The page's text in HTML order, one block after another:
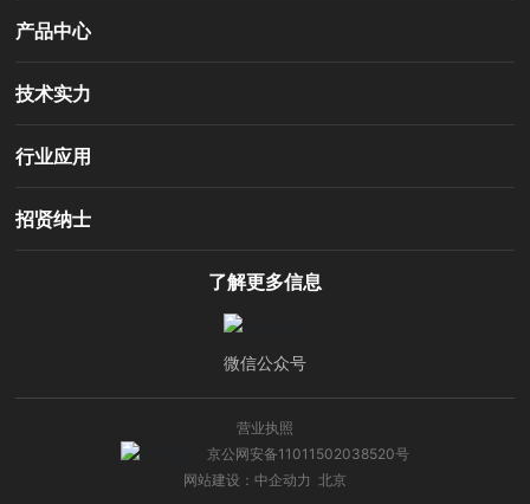
产品中心
技术实力
行业应用
招贤纳士
了解更多信息
微信公众号
营业执照
京公网安备11011502038520号
网站建设：中企动力 北京